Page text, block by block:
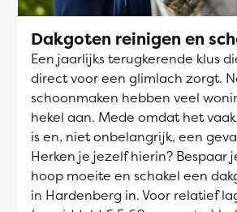
Dakgoten reinigen en
Een jaarlijks terugkerende klus
direct voor een glimlach zorgt.
schoonmaken hebben veel
hekel aan. Mede omdat het
is en, niet onbelangrijk, een
Herken je jezelf hierin? Bespaar
hoop moeite en schakel een
in Hardenberg in. Voor relatief